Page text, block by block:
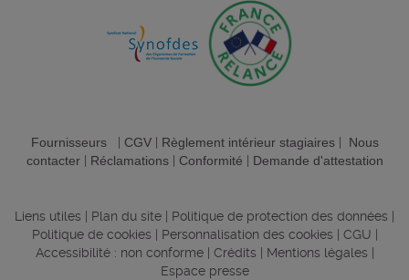
Fournisseurs| CGV| Règlement intérieur stagiaires| Nous
contacter| Réclamations| Conformité Demande d'attestation
Liens utiles Plan du site Politique de protection des données
Politique de cookies
Personnalisation des cookies CGU
Accessibilité : non conforme| Crédits Mentions légales
Espace presse